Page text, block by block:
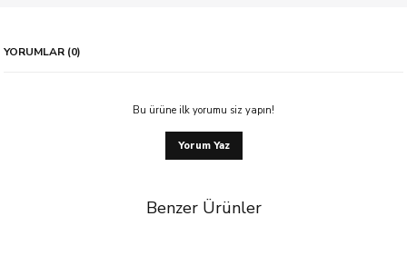
YORUMLAR (0)
Bu ürüne ilk yorumu siz yapın!
Yorum Yaz
Benzer Ürünler